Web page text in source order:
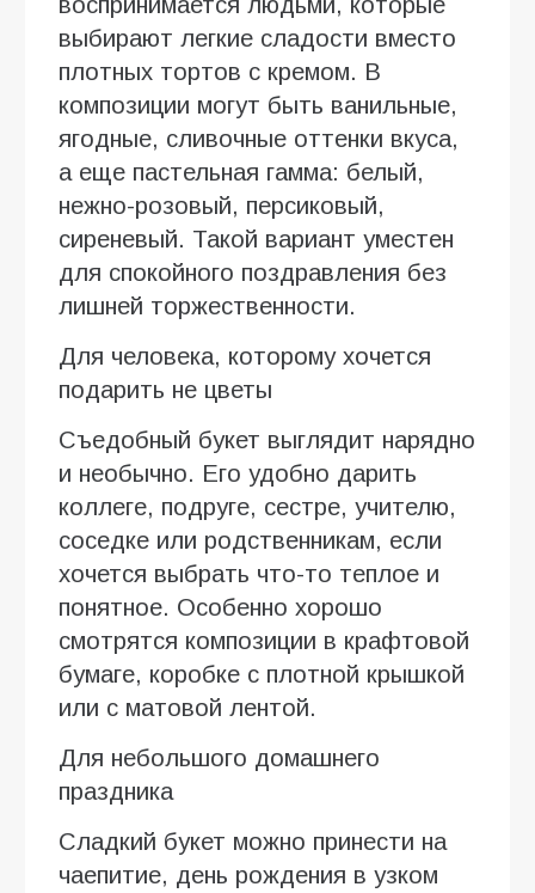
выбирают легкие сладости вместо
плотных тортов с кремом. В
композиции могут быть ванильные,
ягодные, сливочные оттенки вкуса,
а еще пастельная гамма: белый,
нежно-розовый, персиковый,
сиреневый. Такой вариант уместен
для спокойного поздравления без
лишней торжественности.
Для человека, которому хочется
подарить не цветы
Съедобный букет выглядит нарядно
и необычно. Его удобно дарить
коллеге, подруге, сестре, учителю,
соседке или родственникам, если
хочется выбрать что-то теплое и
понятное. Особенно хорошо
смотрятся композиции в крафтовой
бумаге, коробке с плотной крышкой
или с матовой лентой.
Для небольшого домашнего
праздника
Сладкий букет можно принести на
чаепитие, день рождения в узком